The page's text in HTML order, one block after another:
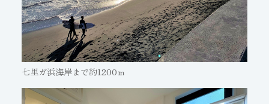
七里ガ浜海岸まで約1200ｍ